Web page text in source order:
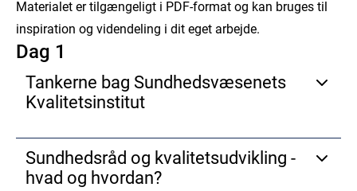
Materialet er tilgængeligt i PDF-format og kan bruges til
inspiration og videndeling i dit eget arbejde.
Dag 1
Tankerne bag Sundhedsvæsenets
Kvalitetsinstitut
Sundhedsvæsenets Kvalitetsinstitut er en realitet.
Hvilke forventninger er der til kvalitetsinstituttet på den
korte og den lange bane? Hvilke resultater skal
Sundhedsråd og kvalitetsudvikling -
hvad og hvordan?